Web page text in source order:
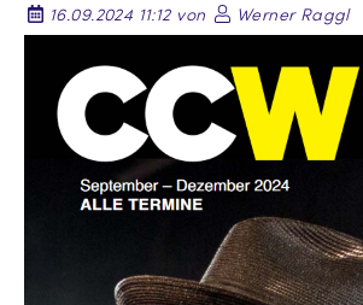
16.09.2024 11:12 von Werner Raggl